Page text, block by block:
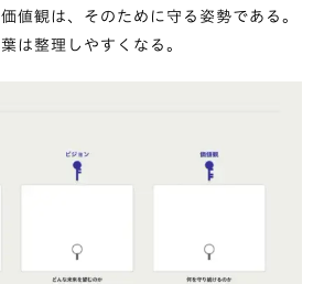
値観は、そのために守る姿勢である。
は整理しやすくなる。